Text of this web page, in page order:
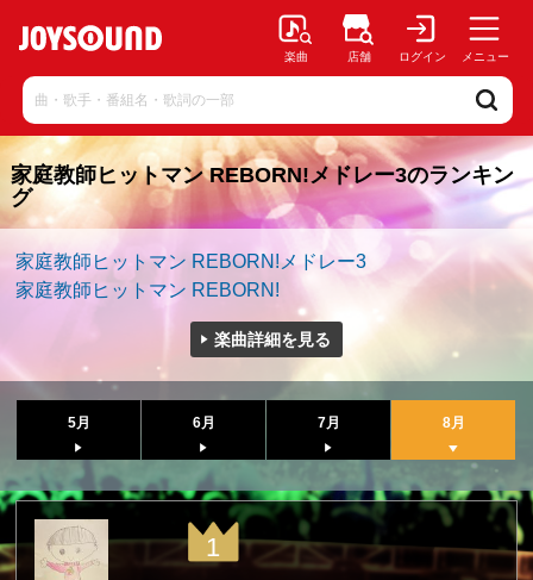
楽曲 店舗 ログイン メニュー
家庭教師ヒットマン REBORN!メドレー3のランキン
グ
家庭教師ヒットマン REBORN!メドレー3
家庭教師ヒットマン REBORN!
楽曲詳細を見る
5月 6月 7月 8月
1